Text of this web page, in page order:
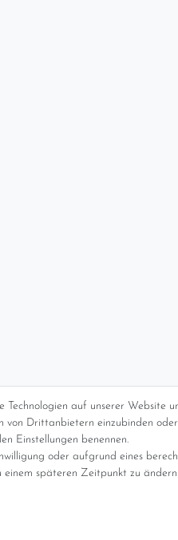
Technologien auf unserer Website
von Drittanbietern einzubinden
Einstellungen benennen.
oder aufgrund eines
einem späteren Zeitpunkt zu